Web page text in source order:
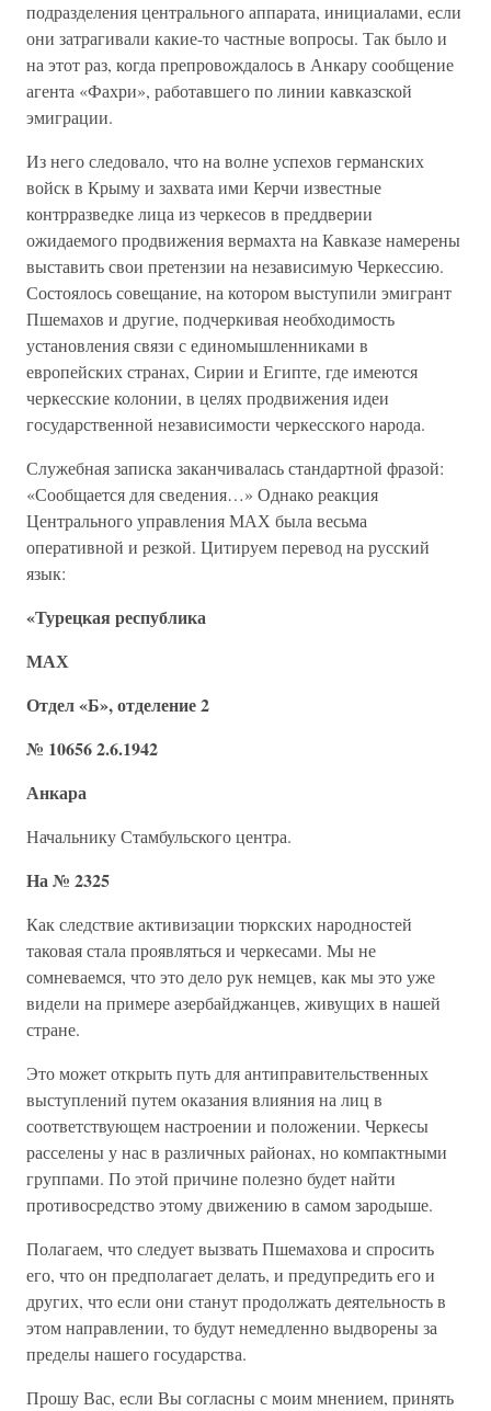
подразделения центрального аппарата, инициалами, если
они затрагивали какие-то частные вопросы. Так было и
на этот раз, когда препровождалось в Анкару сообщение
агента «Фахри», работавшего по линии кавказской
эмиграции.
Из него следовало, что на волне успехов германских
войск в Крыму и захвата ими Керчи известные
контрразведке лица из черкесов в преддверии
ожидаемого продвижения вермахта на Кавказе намерены
выставить свои претензии на независимую Черкессию.
Состоялось совещание, на котором выступили эмигрант
Пшемахов и другие, подчеркивая необходимость
установления связи с единомышленниками в
европейских странах, Сирии и Египте, где имеются
черкесские колонии, в целях продвижения идеи
государственной независимости черкесского народа.
Служебная записка заканчивалась стандартной фразой:
«Сообщается для сведения…» Однако реакция
Центрального управления МАХ была весьма
оперативной и резкой. Цитируем перевод на русский
язык:
«Турецкая республика
МАХ
Отдел «Б», отделение 2
№ 10656 2.6.1942
Анкара
Начальнику Стамбульского центра.
На № 2325
Как следствие активизации тюркских народностей
таковая стала проявляться и черкесами. Мы не
сомневаемся, что это дело рук немцев, как мы это уже
видели на примере азербайджанцев, живущих в нашей
стране.
Это может открыть путь для антиправительственных
выступлений путем оказания влияния на лиц в
соответствующем настроении и положении. Черкесы
расселены у нас в различных районах, но компактными
группами. По этой причине полезно будет найти
противосредство этому движению в самом зародыше.
Полагаем, что следует вызвать Пшемахова и спросить
его, что он предполагает делать, и предупредить его и
других, что если они станут продолжать деятельность в
этом направлении, то будут немедленно выдворены за
пределы нашего государства.
Прошу Вас, если Вы согласны с моим мнением, принять